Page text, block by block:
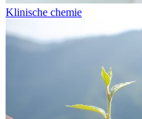
Klinische chemie